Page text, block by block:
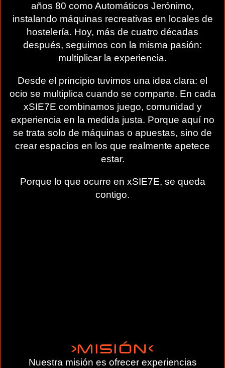
años 80 como Automáticos Jerónimo,
instalando máquinas recreativas en locales de
hostelería. Hoy, más de cuatro décadas
después, seguimos con la misma pasión:
multiplicar la experiencia.
Desde el principio tuvimos una idea clara: el
ocio se multiplica cuando se comparte. En cada
xSIE7E combinamos juego, comunidad y
experiencia en la medida justa. Porque aquí no
se trata solo de máquinas o apuestas, sino de
crear espacios en los que realmente apetece
estar.
Porque lo que ocurre en xSIE7E, se queda
contigo.
MISIÓN
Nuestra misión es ofrecer experiencias